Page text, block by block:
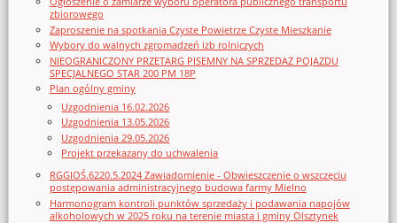
zbiorowego
Zaproszenie na spotkania Czyste Powietrze Czyste Mieszkanie
Wybory do walnych zgromadzeń izb rolniczych
NIEOGRANICZONY PRZETARG PISEMNY NA SPRZEDAŻ POJAZDU
SPECJALNEGO STAR 200 PM 18P
Plan ogólny gminy
Uzgodnienia 16.02.2026
Uzgodnienia 13.05.2026
Uzgodnienia 29.05.2026
Projekt przekazany do uchwalenia
RGGIOŚ.6220.5.2024 Zawiadomienie - Obwieszczenie o wszczęciu
postępowania administracyjnego budowa farmy Mielno
Harmonogram kontroli punktów sprzedaży i podawania napojów
alkoholowych w 2025 roku na terenie miasta i gminy Olsztynek